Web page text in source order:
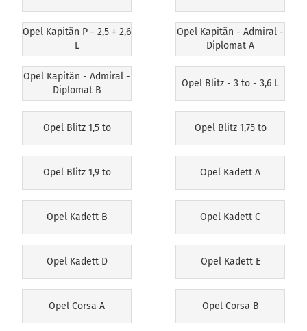
Opel Kapitän P - 2,5 + 2,6
L
Opel Kapitän - Admiral -
Diplomat A
Opel Kapitän - Admiral -
Diplomat B
Opel Blitz - 3 to - 3,6 L
Opel Blitz 1,5 to Opel Blitz 1,75 to
Opel Blitz 1,9 to Opel Kadett A
Opel Kadett B Opel Kadett C
Opel Kadett D Opel Kadett E
Opel Corsa A Opel Corsa B